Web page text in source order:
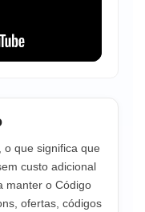
o que significa que
custo adicional
manter o Código
ofertas, códigos